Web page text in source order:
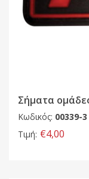
Σήματα
Κωδικός: 00339-3
Τιμή: €4,00